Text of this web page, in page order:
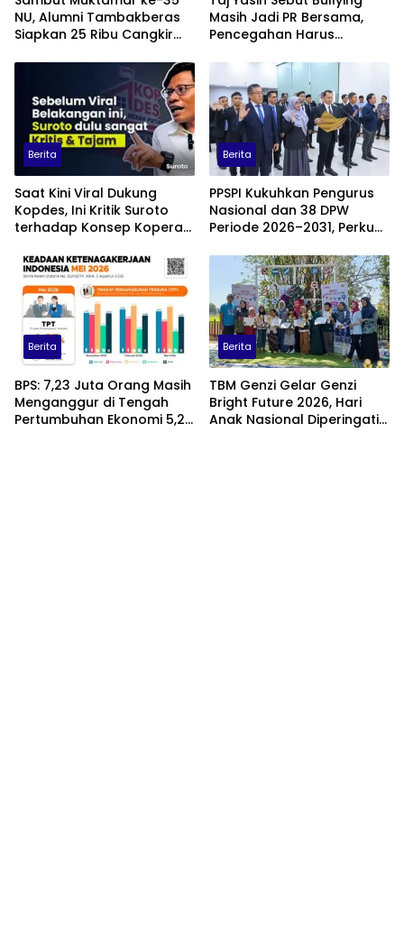
NU, Alumni Tambakberas
Siapkan 25 Ribu Cangkir
Masih Jadi PR Bersama,
Pencegahan Harus
Pesantren
Berita
Saat Kini Viral Dukung
Kopdes, Ini Kritik Suroto
terhadap Konsep Koperasi
Berita
PPSPI Kukuhkan Pengurus
Nasional dan 38 DPW
Periode 2026–2031, Perkuat
Publik
Berita
BPS: 7,23 Juta Orang Masih
Menganggur di Tengah
Pertumbuhan Ekonomi 5,29
Berita
TBM Genzi Gelar Genzi
Bright Future 2026, Hari
Anak Nasional Diperingati